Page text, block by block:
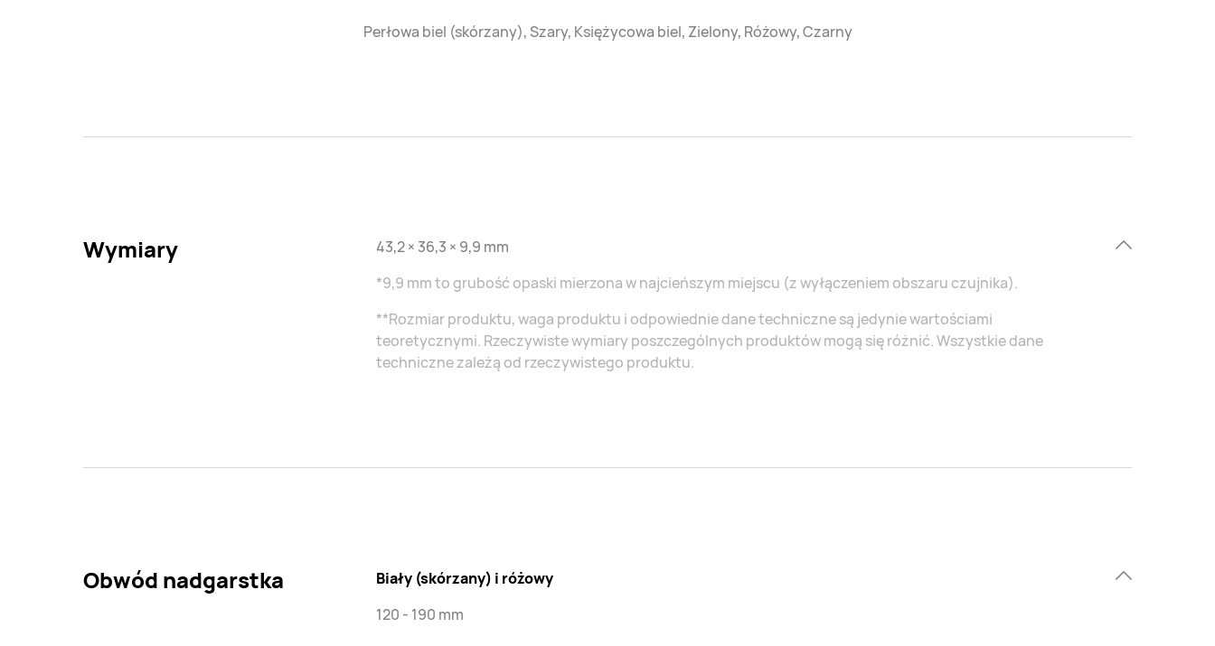
Perłowa biel (skórzany), Szary, Księżycowa biel, Zielony, Różowy, Czarny
Wymiary
43,2 × 36,3 × 9,9 mm
*9,9 mm to grubość opaski mierzona w najcieńszym miejscu (z wyłączeniem obszaru czujnika).
**Rozmiar produktu, waga produktu i odpowiednie dane techniczne są jedynie wartościami
teoretycznymi. Rzeczywiste wymiary poszczególnych produktów mogą się różnić. Wszystkie dane
techniczne zależą od rzeczywistego produktu.
Obwód nadgarstka
Biały (skórzany) i różowy
120 - 190 mm